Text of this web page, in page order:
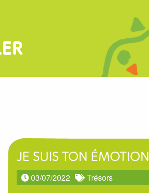
JE SUIS TON ÉMOTION
03/07/2022
Trésors